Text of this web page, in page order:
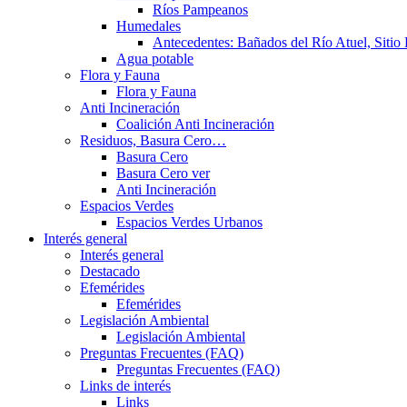
Ríos Pampeanos
Humedales
Antecedentes: Bañados del Río Atuel, Sitio
Agua potable
Flora y Fauna
Flora y Fauna
Anti Incineración
Coalición Anti Incineración
Residuos, Basura Cero…
Basura Cero
Basura Cero ver
Anti Incineración
Espacios Verdes
Espacios Verdes Urbanos
Interés general
Interés general
Destacado
Efemérides
Efemérides
Legislación Ambiental
Legislación Ambiental
Preguntas Frecuentes (FAQ)
Preguntas Frecuentes (FAQ)
Links de interés
Links